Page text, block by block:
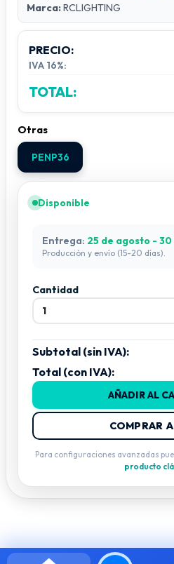
Marca:RCLIGHTING
PRECIO:
IVA 16%:
TOTAL:
Otras
PENP36
Disponible
Entrega: 25 de agosto -
Producción y envío (15-20 días).
Cantidad
Subtotal (sin IVA):
Total (con IVA):
AÑADIR AL
COMPRAR
Para configuraciones avanzadas
producto